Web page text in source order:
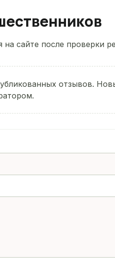
сайте после проверки
отзывов.